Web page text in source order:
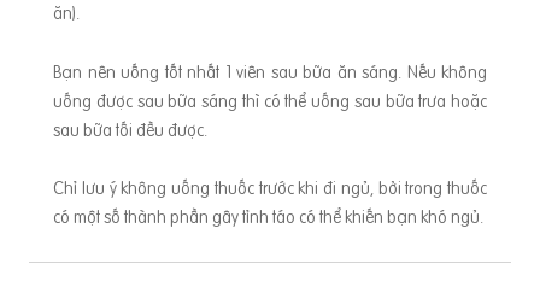
ăn).
Bạn nên uống tốt nhất 1 viên sau bữa ăn sáng. Nếu không
uống được sau bữa sáng thì có thể uống sau bữa trưa hoặc
sau bữa tối đều được.
Chỉ lưu ý không uống thuốc trước khi đi ngủ, bởi trong thuốc
có một số thành phần gây tỉnh táo có thể khiến bạn khó ngủ.